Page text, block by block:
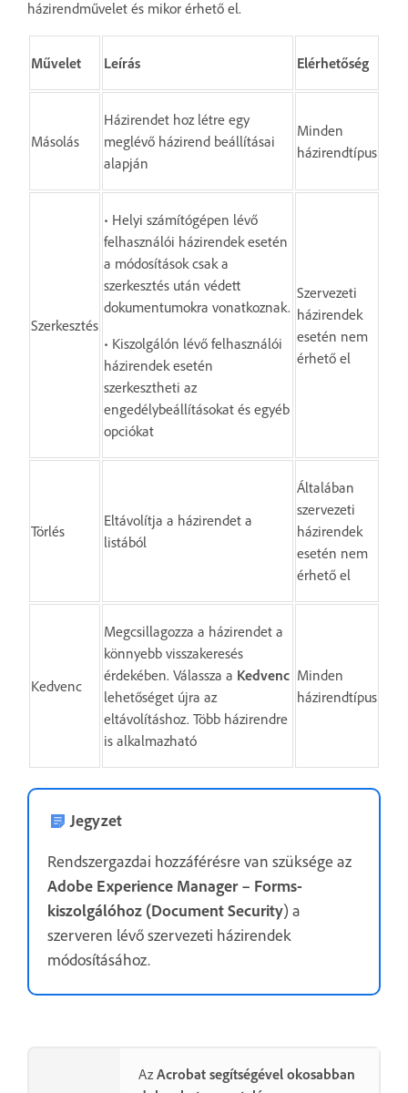
házirendművelet és mikor érhető el.
Művelet Leírás Elérhetőség
Másolás
Házirendet hoz létre egy
meglévő házirend beállításai
alapján
Minden
házirendtípus
Szerkesztés
• Helyi számítógépen lévő
felhasználói házirendek esetén
a módosítások csak a
szerkesztés után védett
dokumentumokra vonatkoznak.
• Kiszolgálón lévő felhasználói
házirendek esetén
szerkesztheti az
engedélybeállításokat és egyéb
opciókat
Szervezeti
házirendek
esetén nem
érhető el
Törlés
Eltávolítja a házirendet a
listából
Általában
szervezeti
házirendek
esetén nem
érhető el
Kedvenc
Megcsillagozza a házirendet a
könnyebb visszakeresés
érdekében. Válassza a Kedvenc
lehetőséget újra az
eltávolításhoz. Több házirendre
is alkalmazható
Minden
házirendtípus
Jegyzet
Rendszergazdai hozzáférésre van szüksége az
Adobe Experience Manager – Forms-
kiszolgálóhoz (Document Security) a
szerveren lévő szervezeti házirendek
módosításához.
Az Acrobat segítségével okosabban